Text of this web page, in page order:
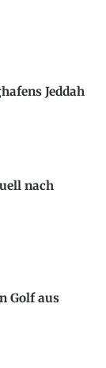
Jeddah
nach
Golf aus